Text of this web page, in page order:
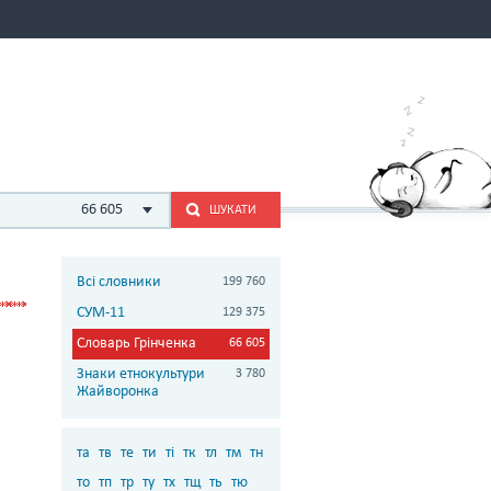
66 605 ШУКАТИ
Всі словники 199 760
СУМ-11 129 375
Словарь Грінченка 66 605
Знаки етнокультури
Жайворонка
3 780
та тв те ти ті тк тл тм тн
то тп тр ту тх тщ ть тю